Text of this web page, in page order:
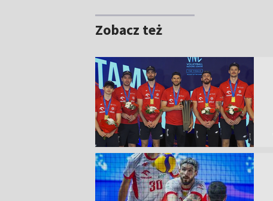
Zobacz też